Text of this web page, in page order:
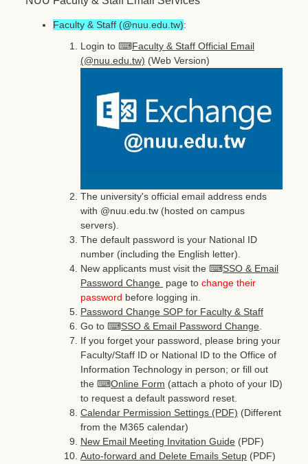
Faculty & Staff (@nuu.edu.tw):
Login to ⌨Faculty & Staff Official Email
(@nuu.edu.tw) (Web Version)
The university's official email address ends
with @nuu.edu.tw (hosted on campus
servers).
The default password is your National ID
number (including the English letter).
New applicants must visit the ⌨SSO & Email
Password Change page to change their
password before logging in.
Password Change SOP for Faculty & Staff
Go to ⌨SSO & Email Password Change.
If you forget your password, please bring your
Faculty/Staff ID or National ID to the Office of
Information Technology in person; or fill out
the ⌨Online Form (attach a photo of your ID)
to request a default password reset.
Calendar Permission Settings (PDF) (Different
from the M365 calendar)
New Email Meeting Invitation Guide (PDF)
Auto-forward and Delete Emails Setup (PDF)